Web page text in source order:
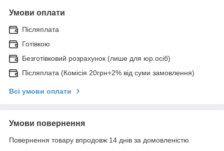
Умови оплати
Післяплата
Готівкою
Безготівковий розрахунок (лише для юр.осіб)
Післяплата (Комісія 20грн+2% від суми замовлення)
Всі умови оплати
Умови повернення
Повернення товару впродовж 14 днів за домовленістю